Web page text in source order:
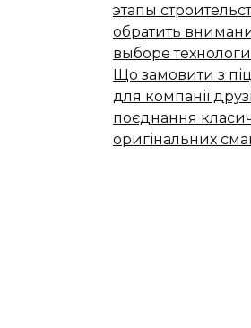
этапы
обратить
выборе
Що замовити з
для компанії
поєднання
оригінальних